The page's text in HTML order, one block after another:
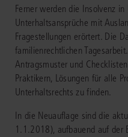
Ferner werden die Insolvenz in
Unterhaltsansprüche mit
Fragestellungen erörtert. Die
familienrechtlichen
Antragsmuster und
Praktikern, Lösungen für alle
Unterhaltsrechts zu finden.
In die Neuauflage sind die
1.1.2018), aufbauend auf der